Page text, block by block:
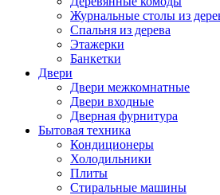
Журнальные столы из
Спальня из дерева
Этажерки
Банкетки
Двери
Двери межкомнатные
Двери входные
Дверная фурнитура
Бытовая техника
Кондиционеры
Холодильники
Плиты
Стиральные машины